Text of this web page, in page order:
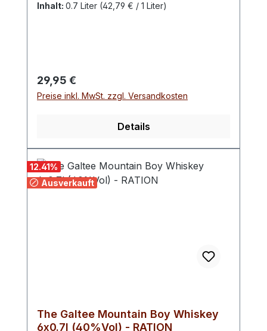
Inhalt: 0.7 Liter (42,79 € / 1 Liter)
Regulärer Preis:
29,95 €
Preise inkl. MwSt. zzgl. Versandkosten
Details
12.41%
Ausverkauft
The Galtee Mountain Boy Whiskey
6x0.7l (40%Vol) - RATION